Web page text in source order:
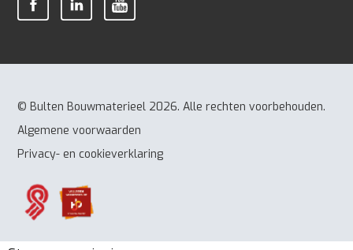
© Bulten Bouwmaterieel 2026. Alle rechten voorbehouden.
Algemene voorwaarden
Privacy- en cookieverklaring